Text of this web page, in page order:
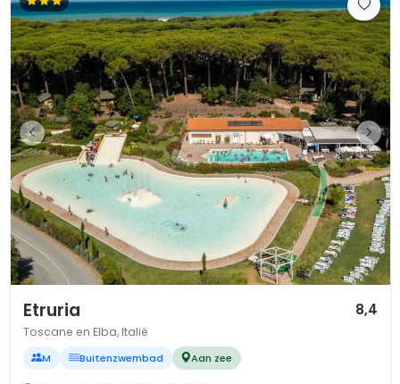
Etruria 8,4
Toscane en Elba, Italië
M Buitenzwembad Aan zee